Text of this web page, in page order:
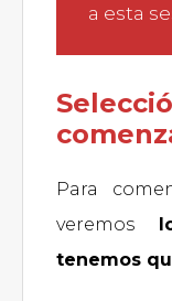
a esta
Para
veremos
tenemos